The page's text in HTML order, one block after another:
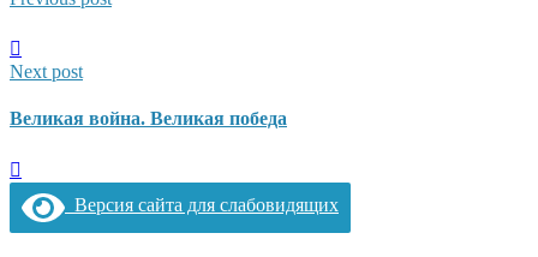
Next post
Великая война. Великая победа
Версия сайта для слабовидящих